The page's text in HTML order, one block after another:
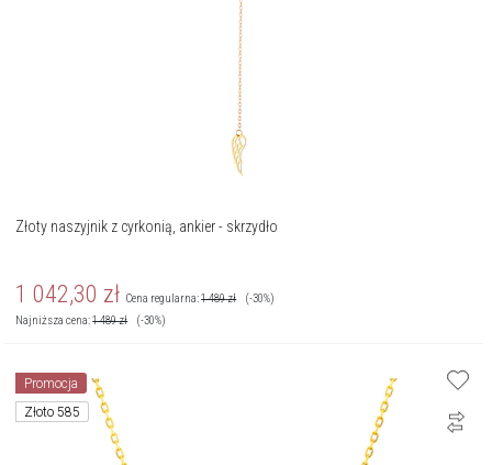
Złoty naszyjnik z cyrkonią, ankier - skrzydło
1 042,30 zł Cena regularna:1 489zł
(-30%)
Najniższa cena:1 489zł (-30%)
Promocja
Złoto 585